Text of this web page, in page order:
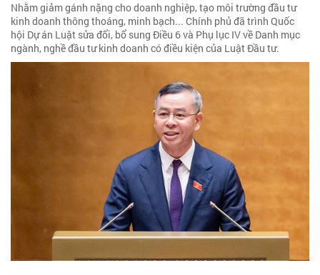
Nhằm giảm gánh nặng cho doanh nghiệp, tạo môi trường đầu tư
kinh doanh thông thoáng, minh bạch... Chính phủ đã trình Quốc
hội Dự án Luật sửa đổi, bổ sung Điều 6 và Phụ lục IV về Danh mục
ngành, nghề đầu tư kinh doanh có điều kiện của Luật Đầu tư.